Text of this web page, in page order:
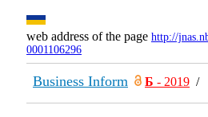
web address of the page http://
0001106296
Business Inform Б - 2019 /